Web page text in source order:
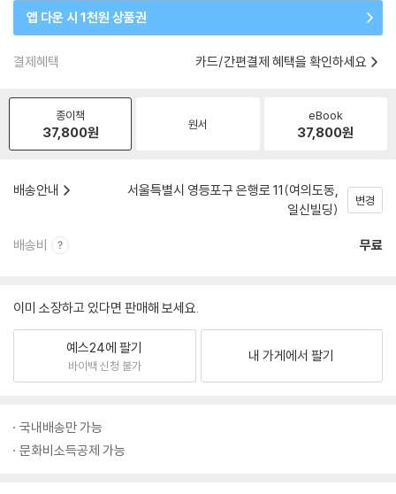
앱 다운 시 1천원 상품권
결제혜택 카드/간편결제 혜택을 확인하세요
종이책
37,800원 원서
eBook
37,800원
배송안내
서울특별시 영등포구 은행로 11(여의도동,
일신빌딩)
변경
배송비 무료
이미 소장하고 있다면 판매해 보세요.
예스24에 팔기
바이백 신청 불가
내 가게에서 팔기
국내배송만 가능
문화비소득공제 가능